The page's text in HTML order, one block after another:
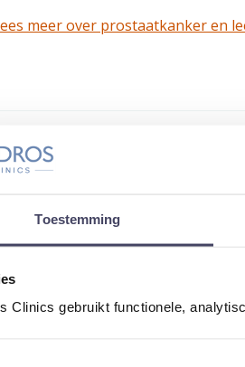
Toestemming
Clinics gebruikt functionele,
meer over prostaatkanker en